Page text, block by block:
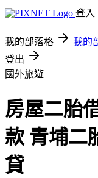
登入
我的部落格 我的
登出
國外旅遊
房屋二胎
款 青埔二
貸